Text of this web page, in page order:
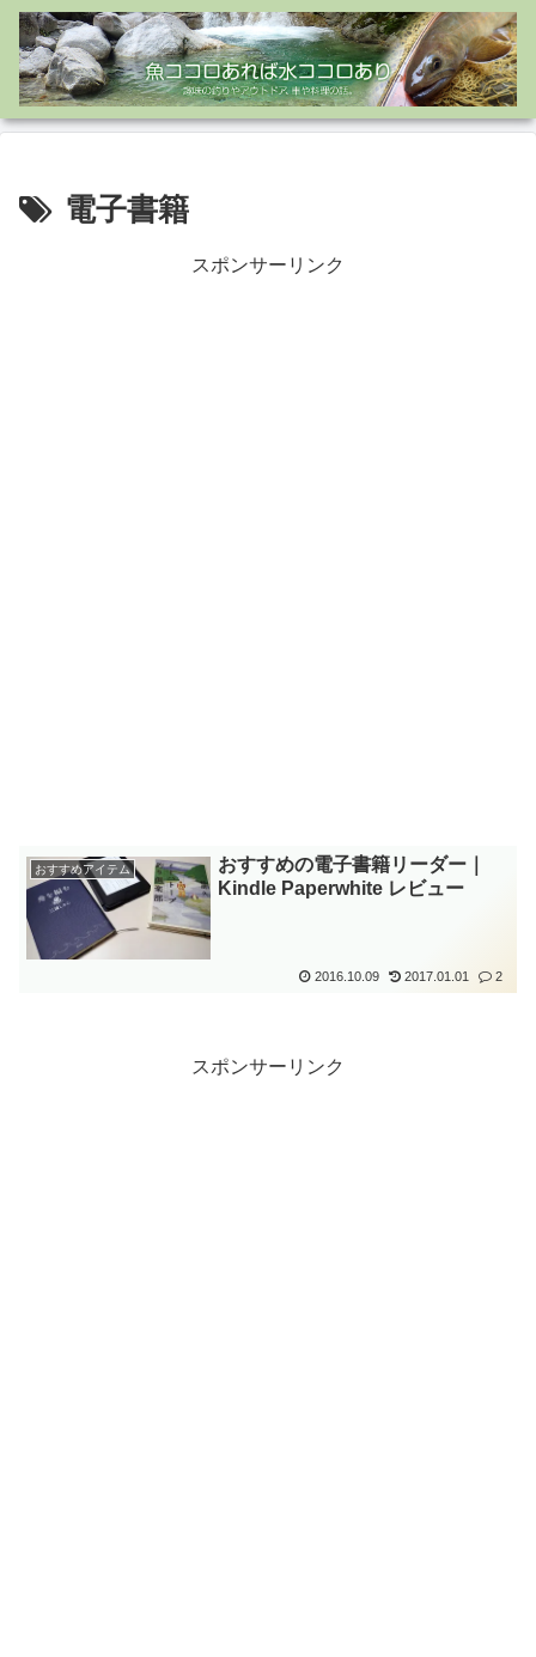
電子書籍
スポンサーリンク
おすすめアイテム
おすすめの電子書籍リーダー｜
Kindle Paperwhite レビュー
2016.10.09 2017.01.01 2
スポンサーリンク